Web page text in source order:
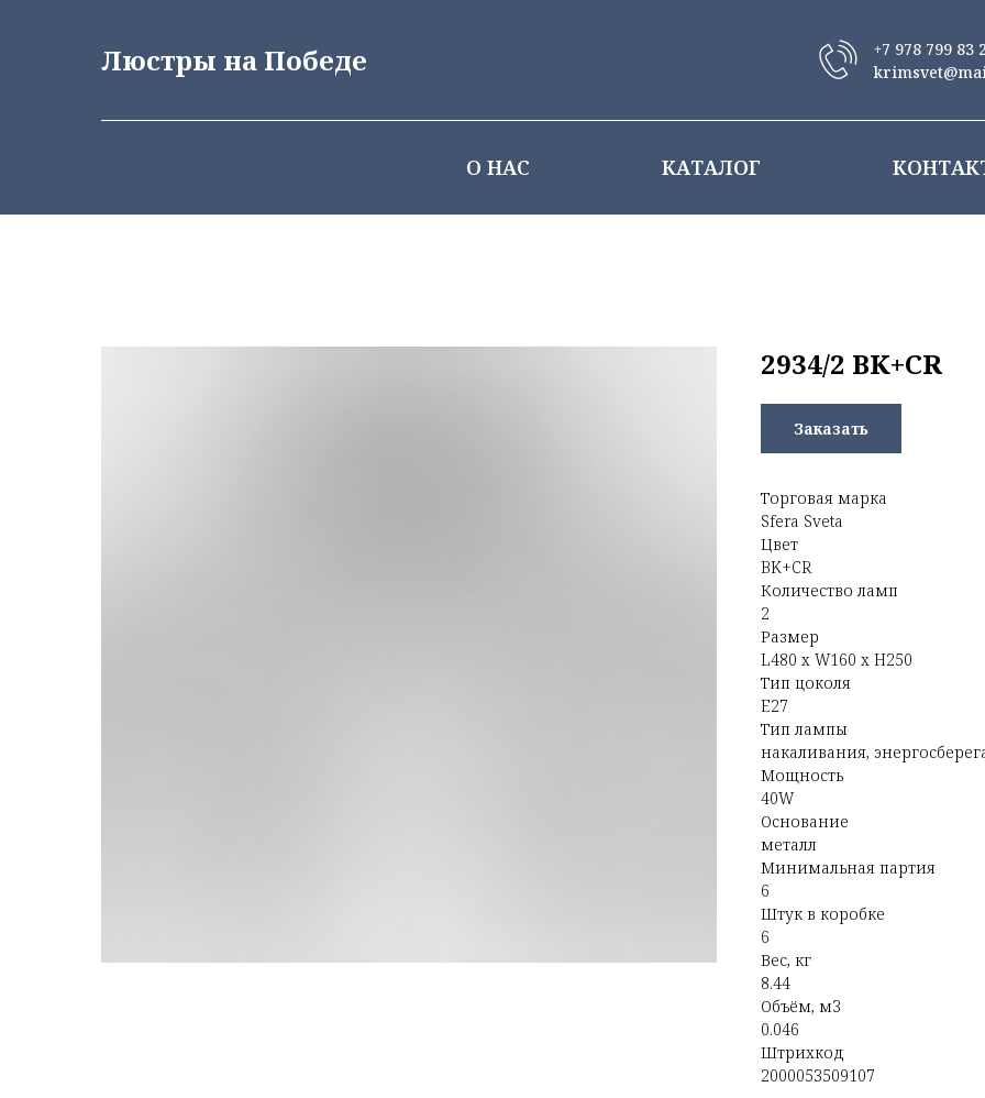
Люстры на Победе
+7 978 799 83
О НАС КАТАЛОГ
2934/2 BK+CR
Заказать
Торговая марка
Sfera Sveta
Цвет
BK+CR
Количество ламп
2
Размер
L480 x W160 x H250
Тип цоколя
E27
Тип лампы
накаливания,
Мощность
40W
Основание
металл
Минимальная партия
6
Штук в коробке
6
Вес, кг
8.44
Объём, м3
0.046
Штрихкод
2000053509107